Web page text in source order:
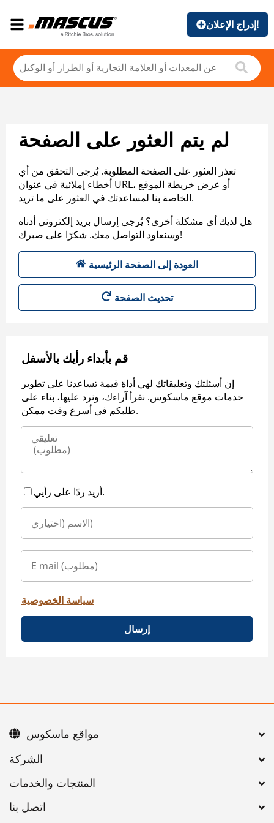
إدراج الإعلان!
لم يتم العثور على الصفحة
تعذر العثور على الصفحة المطلوبة. يُرجى التحقق من أي
أخطاء إملائية في عنوان URL، أو عرض خريطة الموقع
الخاصة بنا لمساعدتك في العثور على ما تريد.
هل لديك أي مشكلة أخرى؟ يُرجى إرسال بريد إلكتروني أدناه
وسنعاود التواصل معك. شكرًا على صبرك!
العودة إلى الصفحة الرئيسية
تحديث الصفحة
قم بأبداء رأيك بالأسفل
إن أسئلتك وتعليقاتك لهي أداة قيمة تساعدنا على تطوير
خدمات موقع ماسكوس. نقرأ آراءك، ونرد عليها، بناء على
طلبكم في أسرع وقت ممكن.
أريد ردًا على رأيي.
سياسة الخصوصية
إرسال
اتصل بنا
مواقع ماسكوس